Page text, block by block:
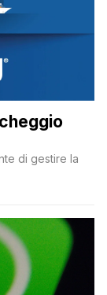
di gestire la